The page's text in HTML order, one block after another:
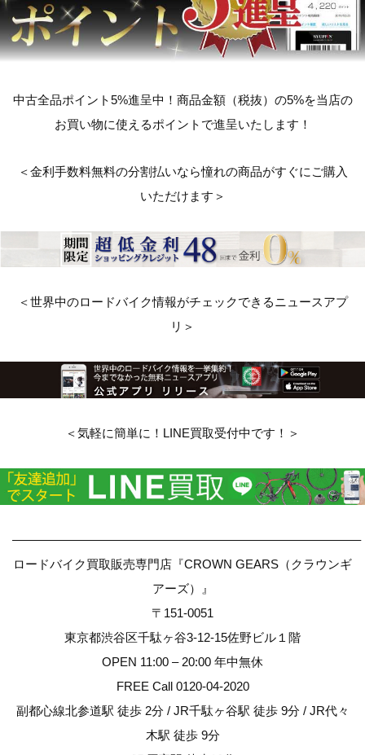
中古全品ポイント5%進呈中！商品金額（税抜）の5%を当店の
お買い物に使えるポイントで進呈いたします！
＜金利手数料無料の分割払いなら憧れの商品がすぐにご購入
いただけます＞
＜世界中のロードバイク情報がチェックできるニュースアプ
リ＞
＜気軽に簡単に！LINE買取受付中です！＞
————————————————————————————–
ロードバイク買取販売専門店『CROWN GEARS（クラウンギ
アーズ）』
〒151-0051
東京都渋谷区千駄ヶ谷3-12-15佐野ビル１階
OPEN 11:00 – 20:00 年中無休
FREE Call 0120-04-2020
副都心線北参道駅 徒歩 2分 / JR千駄ヶ谷駅 徒歩 9分 / JR代々
木駅 徒歩 9分